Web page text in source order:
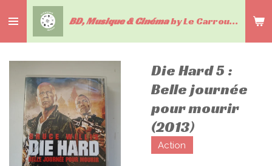
au
contenu
BD, Musique & Cinémaby Le Carrousel du livre
Die Hard 5 :
Belle journée
pour mourir
(2013)
Action